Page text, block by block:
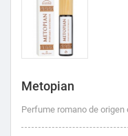
Metopian
Perfume romano de